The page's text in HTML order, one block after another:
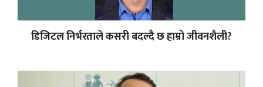
डिजिटल निर्भरताले कसरी बदल्दै छ हाम्रो जीवनशैली?